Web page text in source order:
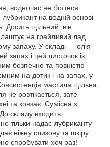
водночас не боїтеся
на водній основі
Досить щільний, він
на грайливий лад
запаху. У складі — олія
запах і цей листочок із
безпечно та повністю
на дотик і на запах, у
мастила щільна,
не розтікається, зате
та ковзає. Сумісна з
складу входить
тільки надає лубриканту
ніжну слизову та шкіру.
спробувати хоч раз!